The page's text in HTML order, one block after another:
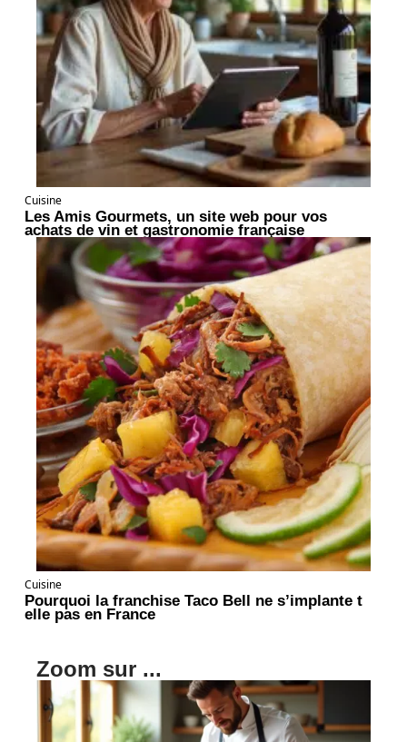
Cuisine
Les Amis Gourmets, un site web pour vos
achats de vin et gastronomie française
Cuisine
Pourquoi la franchise Taco Bell ne s’implante t
elle pas en France
Zoom sur ...